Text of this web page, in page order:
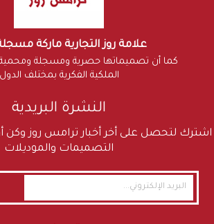
علامة روز التجارية ماركة
كما أن تصميماتها حصرية ومسجلة
الملكية الفكرية بمختلف الدول
النشرة البريدية
اشترك لتحصل على أخر أخبار ترامس روز
التصميمات والموديلات